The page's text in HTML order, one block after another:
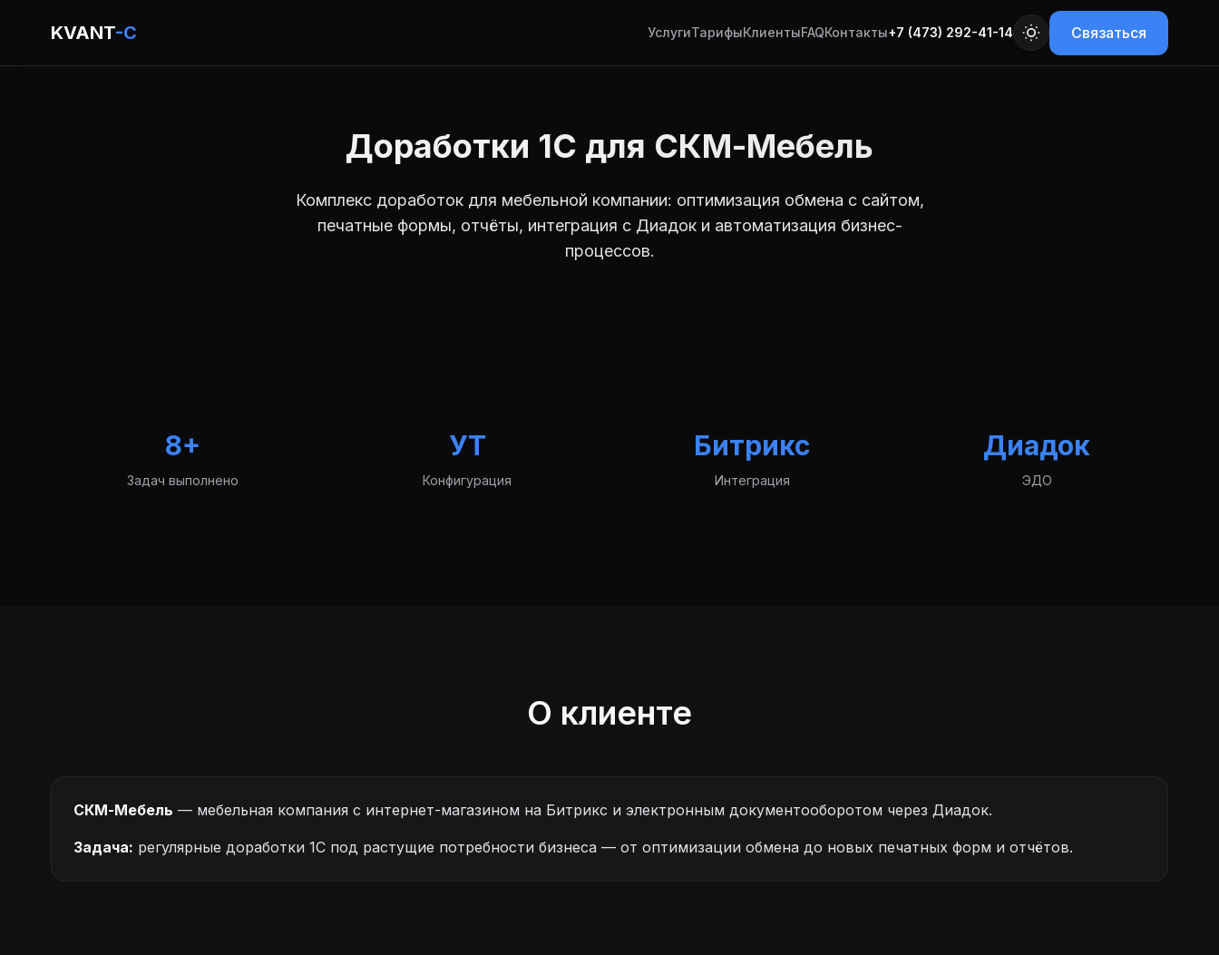
KVANT-C УслугиТарифыКлиентыFAQКонтакты+7 (473) 292-41-14 Связаться
Доработки 1С для СКМ-Мебель
Комплекс доработок для мебельной компании: оптимизация обмена с сайтом,
печатные формы, отчёты, интеграция с Диадок и автоматизация бизнес-
процессов.
8+
Задач выполнено
УТ
Конфигурация
Битрикс
Интеграция
Диадок
ЭДО
О клиенте
СКМ-Мебель — мебельная компания с интернет-магазином на Битрикс и электронным документооборотом через Диадок.
Задача: регулярные доработки 1С под растущие потребности бизнеса — от оптимизации обмена до новых печатных форм и отчётов.